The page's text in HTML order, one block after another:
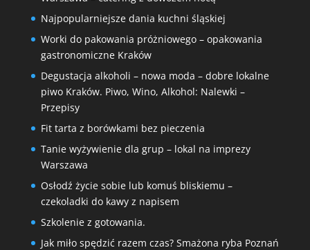
Najpopularniejsze dania kuchni śląskiej
Worki do pakowania próżniowego – opakowania
gastronomiczne Kraków
Degustacja alkoholi – nowa moda – dobre lokalne
piwo Kraków. Piwo, Wino, Alkohol: Nalewki –
Przepisy
Fit tarta z borówkami bez pieczenia
Tanie wyżywienie dla grup – lokal na imprezy
Warszawa
Osłodź życie sobie lub komuś bliskiemu –
czekoladki do kawy z napisem
Szkolenie z gotowania.
Jak miło spędzić razem czas? Smażona ryba Poznań